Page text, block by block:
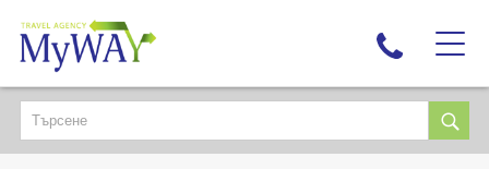
НАЙ-ТЪРСЕНИ
ДЕСТИНАЦИИ